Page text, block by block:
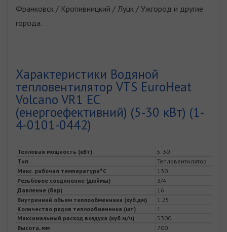
Франковск / Кропивницкий / Луцк / Ужгород и другие
города.
Характеристики Водяной
тепловентилятор VTS EuroHeat
Volcano VR1 ЕС
(енергоефективний) (5-30 кВт) (1-
4-0101-0442)
Тепловая мощность (кВт)
5-30
Тип
Тепловентилятор
Макс. рабочая температура°C
130
Резьбовое соединение (дюймы)
3/4
Давление (бар)
16
Внутренний объем теплообменника (куб.дм)
1.25
Количество рядов теплообменника (шт)
1
Максимальный расход воздуха (куб.м/ч)
5300
Высота, мм
700